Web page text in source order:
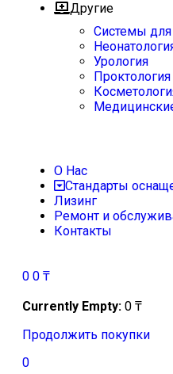
Другие
Системы
Урология
Проктология
О Нас
Стандарты
Лизинг
Ремонт и
Контакты
0 0 ₸
Currently Empty: 0 ₸
Продолжить покупки
0